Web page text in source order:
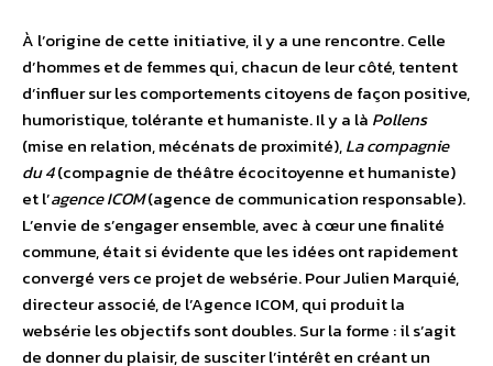
À l’origine de cette initiative, il y a une rencontre. Celle
d’hommes et de femmes qui, chacun de leur côté, tentent
d’influer sur les comportements citoyens de façon positive,
humoristique, tolérante et humaniste. Il y a là Pollens
(mise en relation, mécénats de proximité),La compagnie
du 4(compagnie de théâtre écocitoyenne et humaniste)
et l’agence ICOM(agence de communication responsable).
L’envie de s’engager ensemble, avec à cœur une finalité
commune, était si évidente que les idées ont rapidement
convergé vers ce projet de websérie. Pour Julien Marquié,
directeur associé, de l’Agence ICOM, qui produit la
websérie les objectifs sont doubles. Sur la forme : il s’agit
de donner du plaisir, de susciter l’intérêt en créant un